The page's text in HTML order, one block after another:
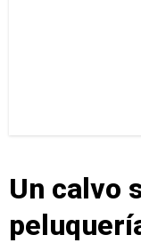
Un calvo